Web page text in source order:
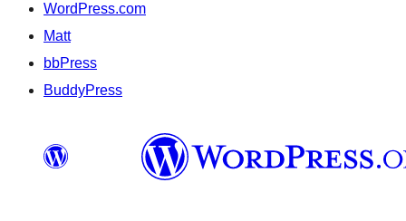
WordPress.com
Matt
bbPress
BuddyPress